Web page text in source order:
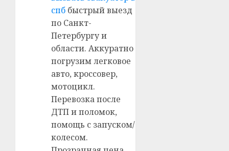
спб быстрый выезд
по Санкт-
Петербургу и
области. Аккуратно
погрузим легковое
авто, кроссовер,
мотоцикл.
Перевозка после
ДТП и поломок,
помощь с запуском/
колесом.